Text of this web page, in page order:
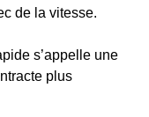
de la vitesse.
s’appelle une
plus